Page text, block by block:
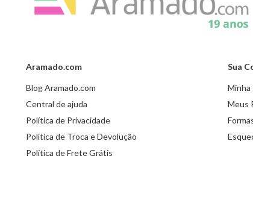
Aramado.com
Blog Aramado.com
Central de ajuda
Política de Privacidade
Política de Troca e Devolução
Política de Frete Grátis
Sua
Minha
Meus